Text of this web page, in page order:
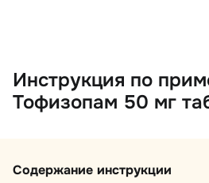
Инструкция по
Тофизопам 50 мг
Содержание инструкции